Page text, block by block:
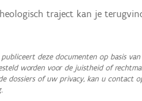
traject kan je
deze documenten op basis
worden voor de juistheid of
dossiers of uw privacy, kan u contact